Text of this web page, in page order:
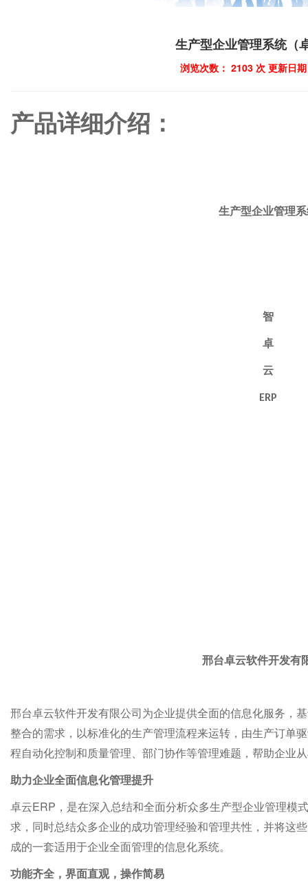
生产型企业管理系统（
浏览次数： 2103 次 更新日
产品详细介绍：
生产型企业管理
智
卓
云
ERP
邢台卓云软件开发有
邢台卓云软件开发有限公司 为企业提供全面的信息化服务 ，
整合的需求，以标准化的生产管理流程来运转，由生产订单
程自动化控制和质量管理、部门协作等管理难题，帮助企业
助力企业全面信息化管理提升
卓云ERP ，是在深入总结和全面分析众多生产型企业管理模
求，同时总结众多企业的成功管理经验和管理共性，并将这
成的一套适用于企业全面管理的信息化系统。
功能齐全，界面直观，操作简易